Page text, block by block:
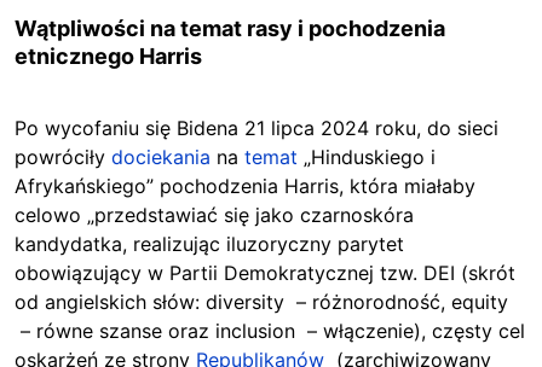
Wątpliwości na temat rasy i pochodzenia
etnicznego Harris
Po wycofaniu się Bidena 21 lipca 2024 roku, do sieci
powróciły dociekania na temat „Hinduskiego i
Afrykańskiego” pochodzenia Harris, która miałaby
celowo „przedstawiać się jako czarnoskóra
kandydatka, realizując iluzoryczny parytet
obowiązujący w Partii Demokratycznej tzw. DEI (skrót
od angielskich słów: diversity – różnorodność, equity
– równe szanse oraz inclusion – włączenie), częsty cel
oskarżeń ze strony Republikanów (zarchiwizowany